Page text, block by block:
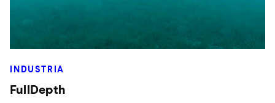
INDUSTRIA
FullDepth